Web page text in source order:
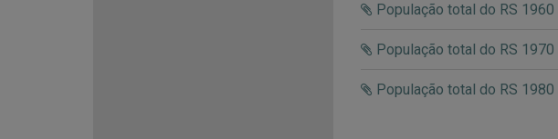
População total do RS 1960
População total do RS 1970
População total do RS 1980